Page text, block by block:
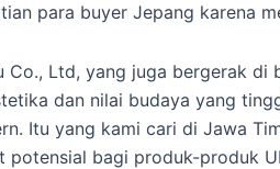
para buyer Jepang karena
Ltd, yang juga bergerak
dan nilai budaya yang
Itu yang kami cari di Jawa
bagi produk-produk